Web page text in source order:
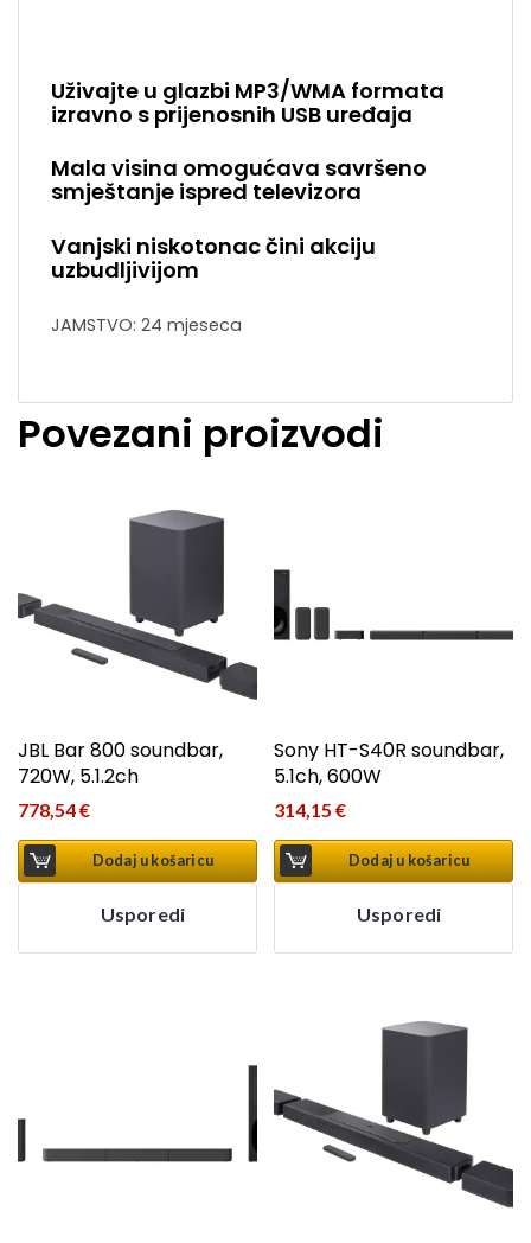
Uživajte u glazbi MP3/WMA formata
izravno s prijenosnih USB uređaja
Mala visina omogućava savršeno
smještanje ispred televizora
Vanjski niskotonac čini akciju
uzbudljivijom
JAMSTVO: 24 mjeseca
Povezani proizvodi
JBL Bar 800 soundbar,
720W, 5.1.2ch
778,54€
Dodaj u košaricu
Usporedi
Sony HT-S40R soundbar,
5.1ch, 600W
314,15€
Dodaj u košaricu
Usporedi